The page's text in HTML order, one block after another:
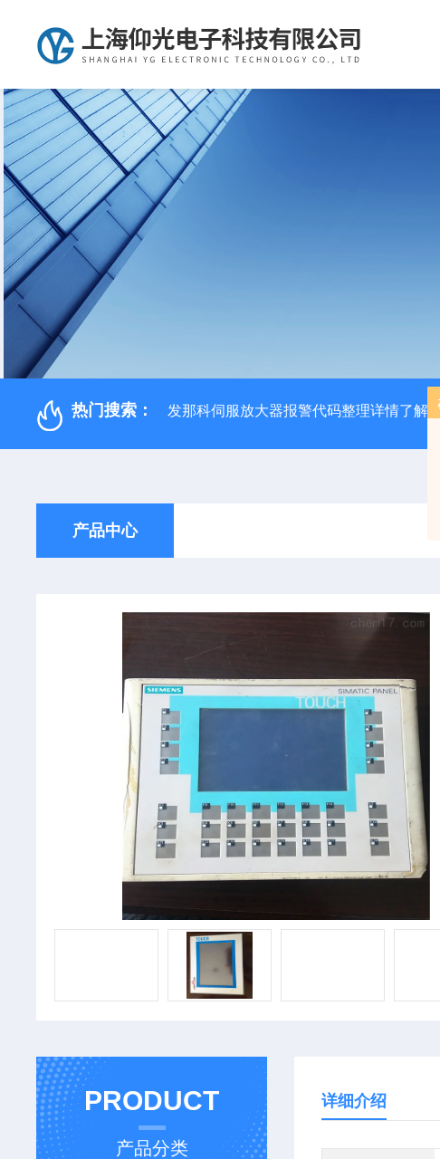
热门搜索： 发那科伺服放大器报警代码整理详情了解
产品中心
PRODUCT
产品分类
详细介绍